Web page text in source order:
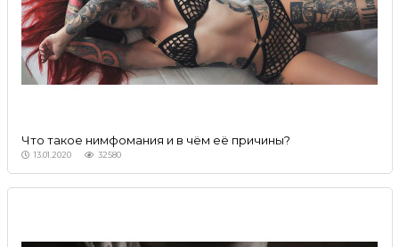
Что такое нимфомания и в чём её причины?
13.01.2020 32580